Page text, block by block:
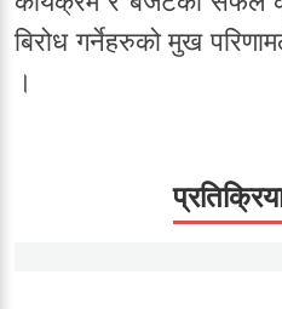
बिरोध गर्नेहरुको मुख
।